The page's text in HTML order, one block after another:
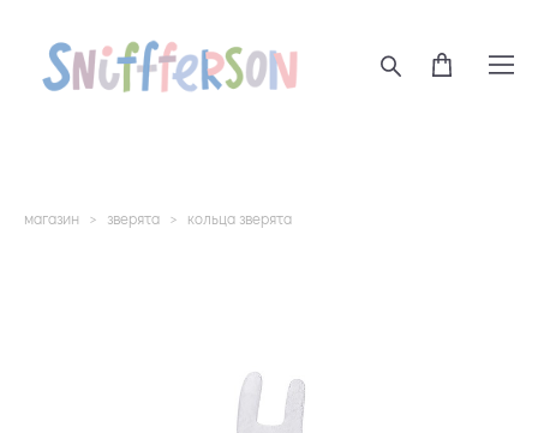
магазин > зверята > кольца зверята